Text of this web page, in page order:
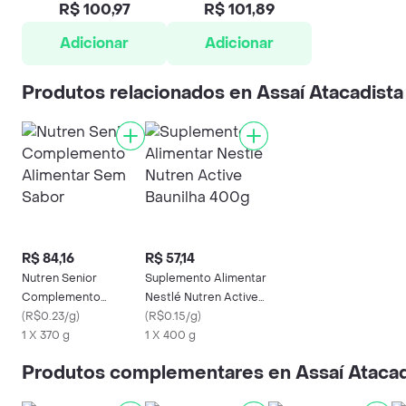
R$ 100,97
Adicionar
R$ 101,89
Adicionar
Produtos relacionados en Assaí Atacadista
R$ 84,16
Nutren Senior
Complemento
Alimentar Sem Sabor
(R$0.23/g)
1 X 370 g
R$ 57,14
Suplemento Alimentar
Nestlé Nutren Active
Baunilha 400g
(R$0.15/g)
1 X 400 g
Produtos complementares en Assaí